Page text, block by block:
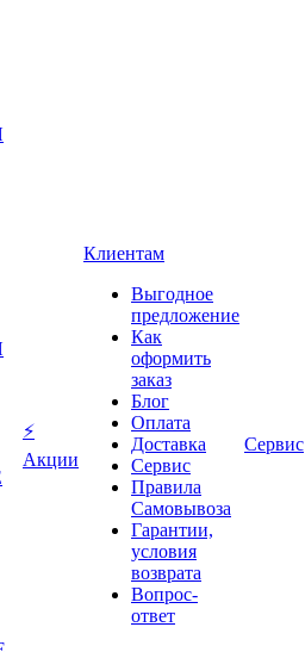
⚡
Акции
Клиентам
Выгодное
предложение
Как
оформить
заказ
Блог
Оплата
Доставка
Сервис
Правила
Самовывоза
Гарантии,
условия
возврата
Вопрос-
ответ
Сервис